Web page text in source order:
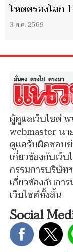
โหดครองโลก
3 ส.ค. 2569
ผู้ดูแลเว็บไซต์
webmaster น
ดูแลรับผิดชอบ
เกี่ยวข้องกับเว็
กรรมการบริษัท
เกี่ยวข้องกับกา
เว็บไซต์ทั้งสิ้น
Social